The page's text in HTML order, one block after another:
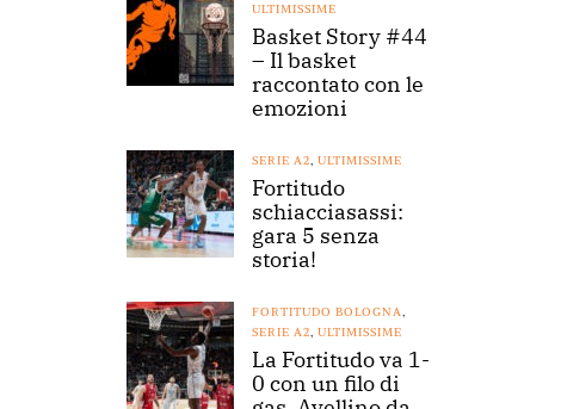
ULTIMISSIME
Basket Story #44
– Il basket
raccontato con le
emozioni
SERIE A2, ULTIMISSIME
Fortitudo
schiacciasassi:
gara 5 senza
storia!
FORTITUDO BOLOGNA,
SERIE A2, ULTIMISSIME
La Fortitudo va 1-
0 con un filo di